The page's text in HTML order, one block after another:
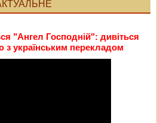
"Ангел Господній": дивіться
з українським перекладом